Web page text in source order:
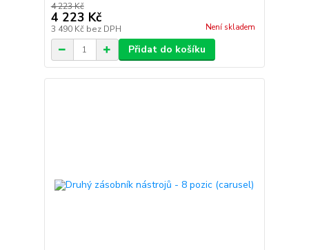
4 223 Kč
4 223 Kč
3 490 Kč bez DPH Není skladem
Přidat do košíku